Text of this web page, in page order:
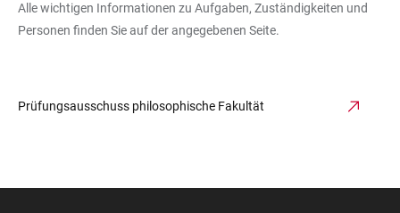
Alle wichtigen Informationen zu Aufgaben, Zuständigkeiten und
Personen finden Sie auf der angegebenen Seite.
Prüfungsausschuss philosophische Fakultät